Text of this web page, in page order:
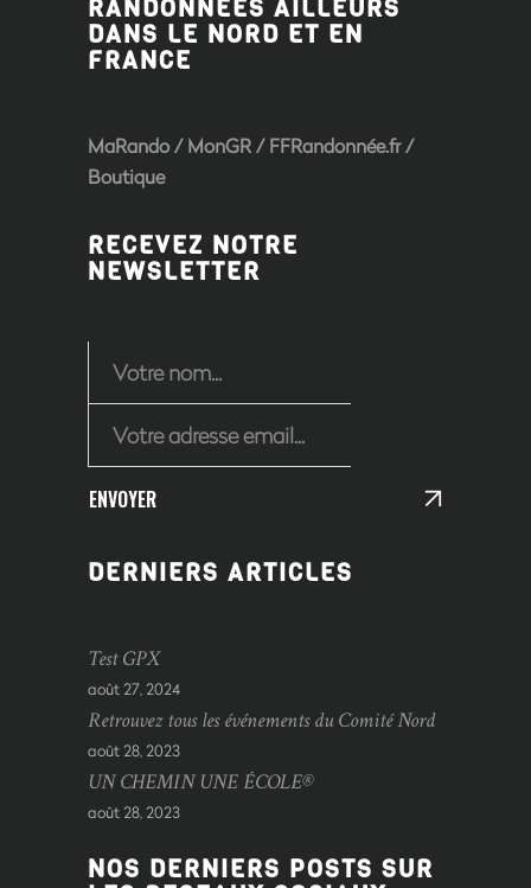
RANDONNÉES AILLEURS
DANS LE NORD ET EN
FRANCE
MaRando / MonGR / FFRandonnée.fr /
Boutique
RECEVEZ NOTRE
NEWSLETTER
ENVOYER
DERNIERS ARTICLES
Test GPX
août 27, 2024
Retrouvez tous les événements du Comité Nord
août 28, 2023
UN CHEMIN UNE ÉCOLE®
août 28, 2023
NOS DERNIERS POSTS SUR